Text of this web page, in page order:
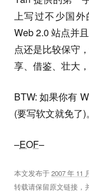
上写过不少国
Web 2.0 站点并
点还是比较保守
享、借鉴、壮大
BTW: 如果你有
(要写软文就免了)。
–EOF–
本文发布于2007 年 11
转载请保留原文链接，